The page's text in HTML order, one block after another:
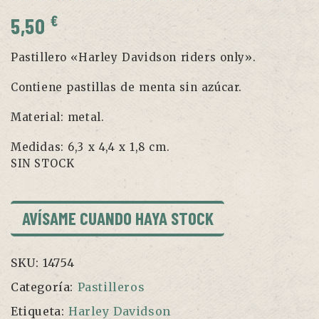
5,50 €
Pastillero «Harley Davidson riders only».
Contiene pastillas de menta sin azúcar.
Material: metal.
Medidas: 6,3 x 4,4 x 1,8 cm.
SIN STOCK
AVÍSAME CUANDO HAYA STOCK
SKU: 14754
Categoría: Pastilleros
Etiqueta: Harley Davidson